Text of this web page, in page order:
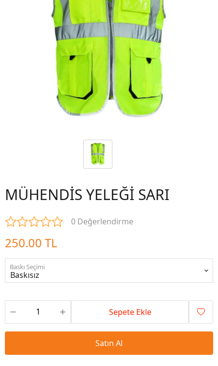
MÜHENDİS YELEĞİ SARI
0 Değerlendirme
250.00 TL
Baskı Seçimi
Sepete Ekle
Satın Al